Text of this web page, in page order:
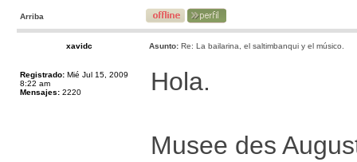
Arriba
xavidc Asunto: Re: La bailarina, el saltimbanqui y el músico.
Registrado: Mié Jul 15, 2009
8:22 am
Mensajes: 2220 Hola.
Musee des